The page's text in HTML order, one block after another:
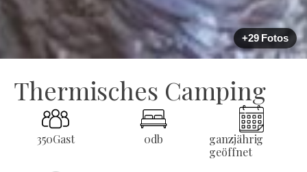
+29 Fotos
Thermisches Camping
350Gast 0db
ganzjährig
geöffnet